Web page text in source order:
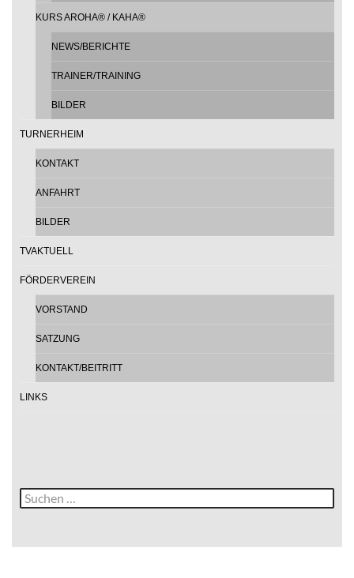
KURS AROHA® / KAHA®
NEWS/BERICHTE
TRAINER/TRAINING
BILDER
TURNERHEIM
KONTAKT
ANFAHRT
BILDER
TVAKTUELL
FÖRDERVEREIN
VORSTAND
SATZUNG
KONTAKT/BEITRITT
LINKS
Suche
nach: